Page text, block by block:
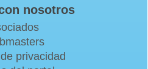
nosotros
privacidad